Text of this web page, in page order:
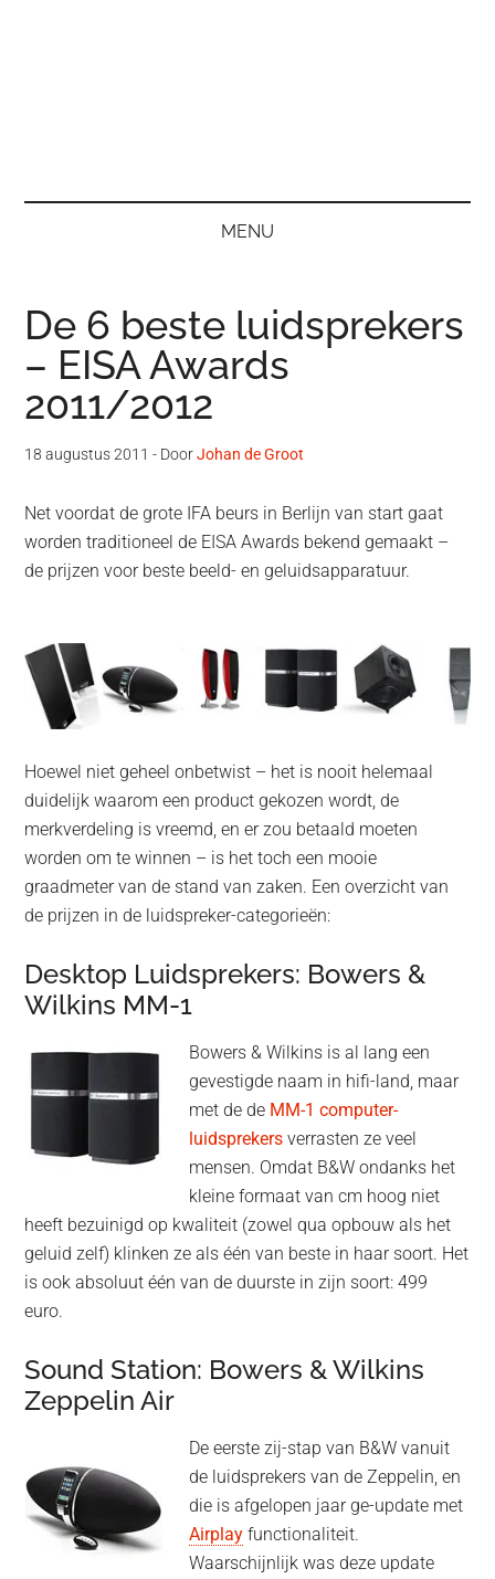
MENU
De 6 beste luidsprekers
– EISA Awards
2011/2012
18 augustus 2011 - DoorJohan de Groot
Net voordat de grote IFA beurs in Berlijn van start gaat
worden traditioneel de EISA Awards bekend gemaakt –
de prijzen voor beste beeld- en geluidsapparatuur.
Hoewel niet geheel onbetwist – het is nooit helemaal
duidelijk waarom een product gekozen wordt, de
merkverdeling is vreemd, en er zou betaald moeten
worden om te winnen – is het toch een mooie
graadmeter van de stand van zaken. Een overzicht van
de prijzen in de luidspreker-categorieën:
Desktop Luidsprekers: Bowers &
Wilkins MM-1
Bowers & Wilkins is al lang een
gevestigde naam in hifi-land, maar
met de de MM-1 computer-
luidsprekers verrasten ze veel
mensen. Omdat B&W ondanks het
kleine formaat van cm hoog niet
heeft bezuinigd op kwaliteit (zowel qua opbouw als het
geluid zelf) klinken ze als één van beste in haar soort. Het
is ook absoluut één van de duurste in zijn soort: 499
euro.
Sound Station: Bowers & Wilkins
Zeppelin Air
De eerste zij-stap van B&W vanuit
de luidsprekers van de Zeppelin, en
die is afgelopen jaar ge-update met
Airplay functionaliteit.
Waarschijnlijk was deze update